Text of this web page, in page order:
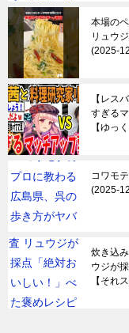
本場の
リュウ
2025-
【レス
すぎる
【ゆっ
コワモ
2025-
炊き込
ウジが
【それ